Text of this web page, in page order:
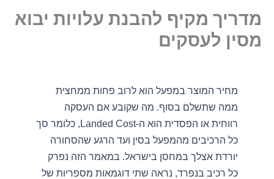
מדריך מקיף להבנת עלויות יבוא
מסין לעסקים
מחיר המוצר במפעל הוא לרוב פחות ממחצית
ממה שתשלם בסוף. מה שקובע אם העסקה
רווחית או הפסדית הוא ה-Landed Cost, כלומר סך
כל הרכיבים מהמפעל בסין ועד הרגע שהסחורה
יורדת אצלך במחסן בישראל. במאמר הזה נפרק
כל רכיב בנפרד, נראה שתי דוגמאות מספריות של